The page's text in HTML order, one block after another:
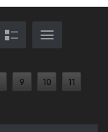
9 10 11